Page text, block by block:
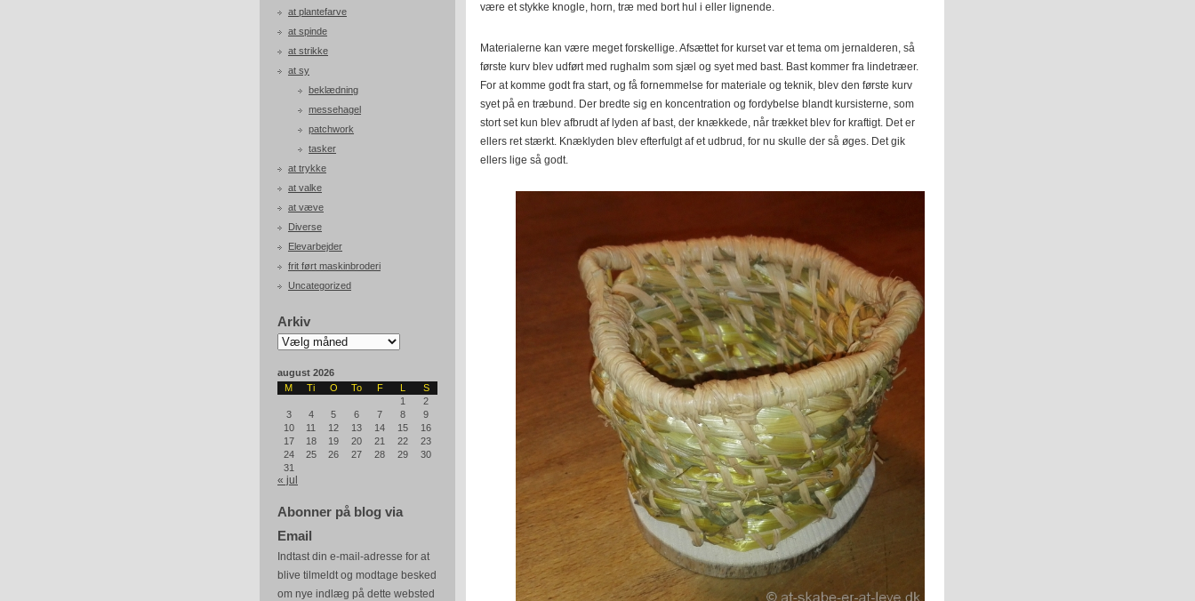
at plantefarve
at spinde
at strikke
at sy
beklædning
messehagel
patchwork
tasker
at trykke
at valke
at væve
Diverse
Elevarbejder
frit ført maskinbroderi
Uncategorized
Arkiv
Arkiv
august 2026
M
Ti O To F L
S
1
2
3
4 5 6 7 8
9
10
11 12 13 14 15
16
17
18 19 20 21 22
23
24
25 26 27 28 29
30
31
« jul
Abonner på blog via
Email
Indtast din e-mail-adresse for at
blive tilmeldt og modtage besked
om nye indlæg på dette websted
være et stykke knogle, horn, træ med bort hul i eller lignende.
Materialerne kan være meget forskellige. Afsættet for kurset var et tema om jernalderen, så
første kurv blev udført med rughalm som sjæl og syet med bast. Bast kommer fra lindetræer.
For at komme godt fra start, og få fornemmelse for materiale og teknik, blev den første kurv
syet på en træbund. Der bredte sig en koncentration og fordybelse blandt kursisterne, som
stort set kun blev afbrudt af lyden af bast, der knækkede, når trækket blev for kraftigt. Det er
ellers ret stærkt. Knæklyden blev efterfulgt af et udbrud, for nu skulle der så øges. Det gik
ellers lige så godt.